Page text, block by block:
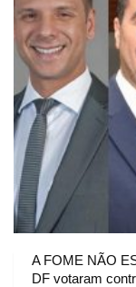
A FOME NÃO
DF votaram